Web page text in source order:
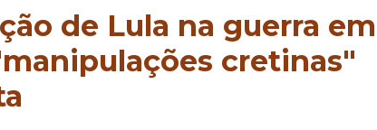
de Lula na guerra em
cretinas"